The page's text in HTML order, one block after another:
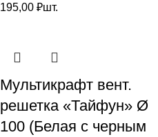
195,00 ₽шт.
Мультикрафт вент.
решетка «Тайфун» Ø
100 (Белая с черным